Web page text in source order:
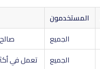
المستخدمون
الجميع
الجميع
تعمل في أكثر من